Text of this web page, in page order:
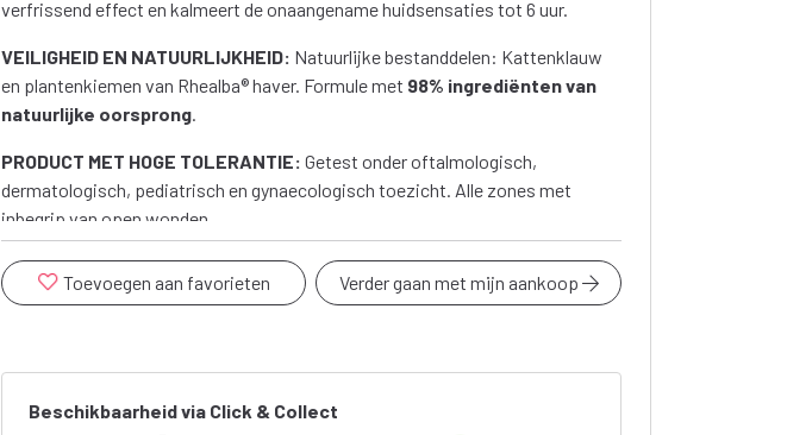
verfrissend effect en kalmeert de onaangename huidsensaties tot 6 uur.
VEILIGHEID EN NATUURLIJKHEID: Natuurlijke bestanddelen: Kattenklauw
en plantenkiemen van Rhealba® haver. Formule met 98% ingrediënten van
natuurlijke oorsprong.
PRODUCT MET HOGE TOLERANTIE: Getest onder oftalmologisch,
dermatologisch, pediatrisch en gynaecologisch toezicht. Alle zones met
inbegrip van open wonden.
Toevoegen aan favorieten Verder gaan met mijn aankoop
Beschikbaarheid via Click & Collect